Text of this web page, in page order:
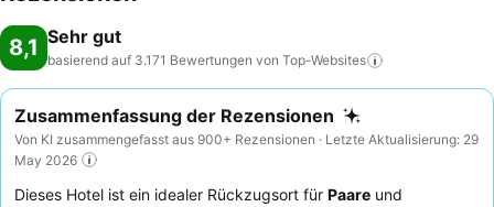
8,1 Sehr gut
basierend auf 3.171 Bewertungen von Top-Websites
Zusammenfassung der Rezensionen
Von KI zusammengefasst aus 900+ Rezensionen · Letzte Aktualisierung: 29
May 2026
Dieses Hotel ist ein idealer Rückzugsort für Paare und